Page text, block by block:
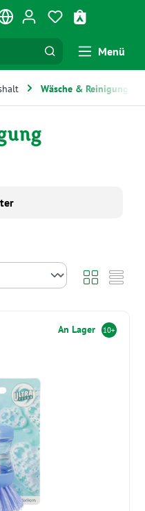
Du hast 0
Menü
Wäsche & Reinigung
An Lager 10+